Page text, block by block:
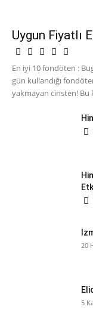
Uygun Fiyatlı
En iyi 10 fondöten :
gün kullandığı
yakmayan cinsten! Bu
20
5